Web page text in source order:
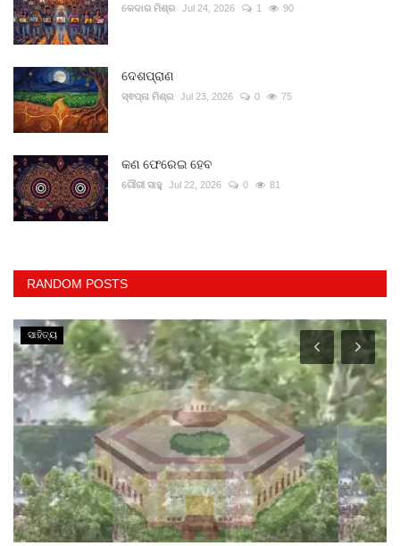
କେଦାର ମିଶ୍ର Jul 24, 2026 1 90
ଦେଶପ୍ରାଣ
ସ୍ଵପ୍ନା ମିଶ୍ର Jul 23, 2026 0 75
କଣ ଫେରେଇ ହେବ
ଗୌରୀ ସାହୁ Jul 22, 2026 0 81
RANDOM POSTS
ସାହିତ୍ୟ